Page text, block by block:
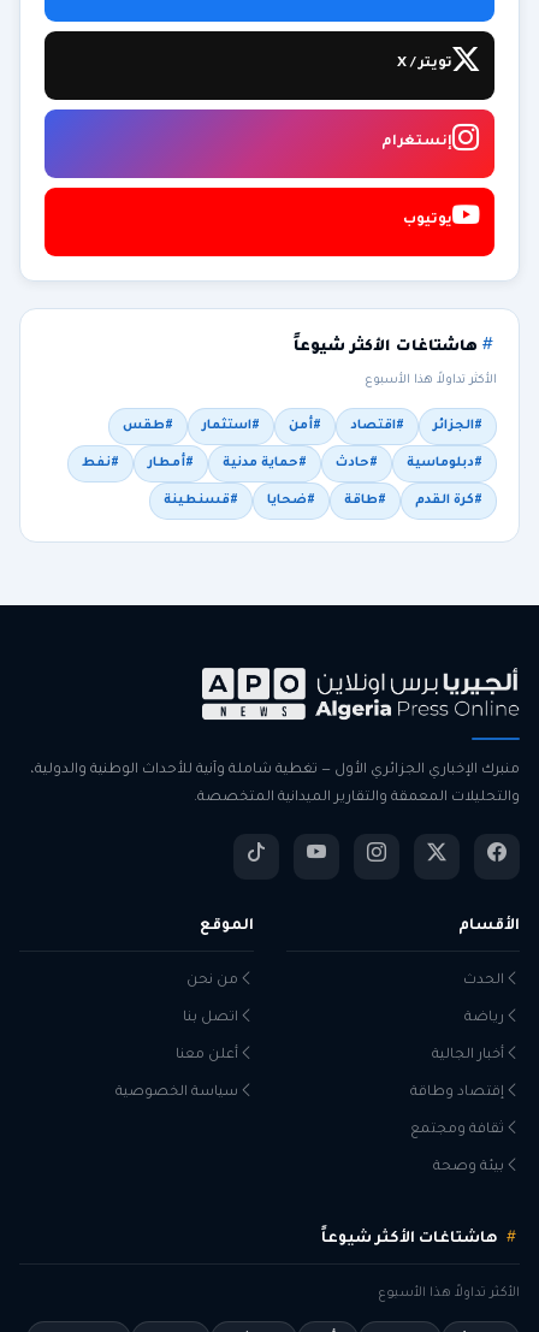
تويتر / X
إنستغرام
يوتيوب
هاشتاغات الأكثر شيوعاً
الأكثر تداولاً هذا الأسبوع
#الجزائر #اقتصاد #أمن #استثمار #طقس
#دبلوماسية #حادث #حماية مدنية #أمطار #نفط
#كرة القدم #طاقة #ضحايا #قسنطينة
منبرك الإخباري الجزائري الأول — تغطية شاملة وآنية للأحداث الوطنية والدولية،
والتحليلات المعمقة والتقارير الميدانية المتخصصة.
الأقسام
الحدث
رياضة
أخبار الجالية
إقتصاد وطاقة
ثقافة ومجتمع
بيئة وصحة
الموقع
من نحن
اتصل بنا
أعلن معنا
سياسة الخصوصية
هاشتاغات الأكثر شيوعاً
الأكثر تداولاً هذا الأسبوع